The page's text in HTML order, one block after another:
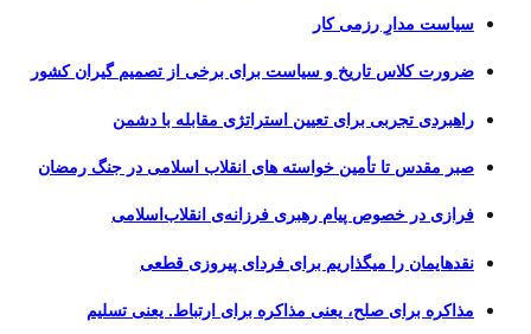
سیاست مدارِ رزمی کار
ضرورت کلاس تاریخ و سیاست برای برخی از تصمیم گیران کشور
راهبردی تجربی برای تعیین استراتژی مقابله با دشمن
صبر مقدس تا تأمین خواسته های انقلاب اسلامی در جنگ رمضان
فرازی در خصوص پیام رهبری فرزانه‌ی انقلاب‌اسلامی
نقدهایمان را میگذاریم برای فردای پیروزی قطعی
مذاکره برای صلح، یعنی مذاکره برای ارتباط. یعنی تسلیم